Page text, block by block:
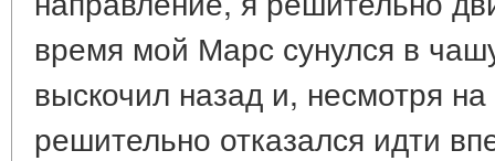
время мой Марс сунулся в
выскочил назад и, несмотря
решительно отказался идти